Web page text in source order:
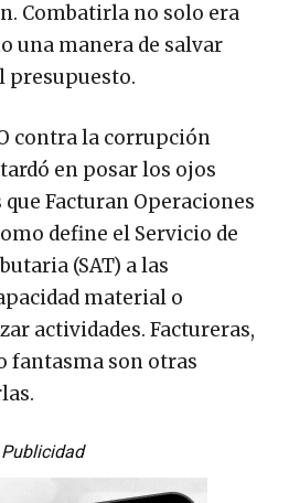
Combatirla no solo era
una manera de salvar
presupuesto.
contra la corrupción
en posar los ojos
Facturan Operaciones
define el Servicio de
(SAT) a las
material o
actividades. Factureras,
fantasma son otras
Publicidad